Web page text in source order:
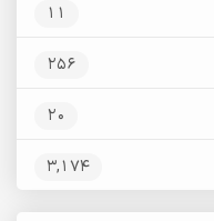
11
256
20
3,174